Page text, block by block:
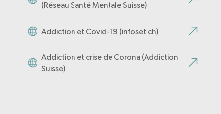
(Réseau Santé Mentale Suisse)
Addiction et Covid-19 (infoset.ch)
Addiction et crise de Corona (Addiction
Suisse)